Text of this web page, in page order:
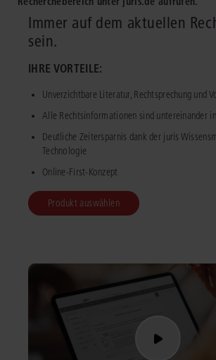
Immer auf dem aktuellen
sein.
IHRE VORTEILE:
Unverzichtbare Literatur, Rechtsprechung und
Alle Rechtsinformationen sind untereinander
Deutliche Zeitersparnis dank der juris
Technologie
Online-First-Konzept
Produkt auswählen